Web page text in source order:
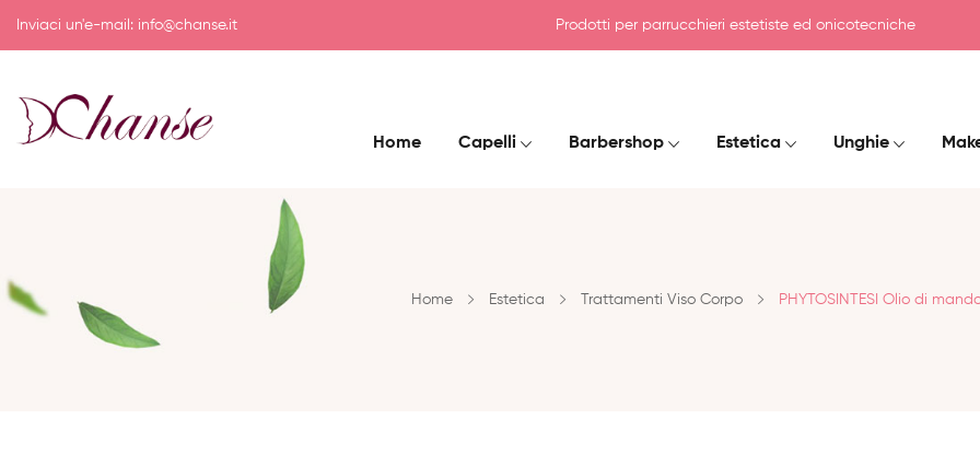
Inviaci un'e-mail: info@chanse.it Prodotti per parrucchieri estetiste ed onicotecniche
Home Capelli Barbershop Estetica Unghie
Home Estetica Trattamenti Viso Corpo PHYTOSINTESI Olio di